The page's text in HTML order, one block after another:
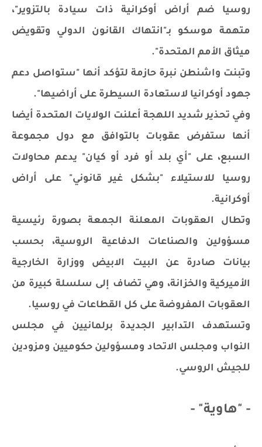
روسيا ضم أراض أوكرانية ذات سيادة بالتزوير"،
متهمة موسكو بـ"انتهاك القانون الدولي وتقويض
ميثاق الأمم المتحدة".
وتبنت واشنطن نبرة حازمة لتؤكد أنها "ستواصل دعم
جهود أوكرانيا لاستعادة السيطرة على أراضيها".
وفي تحذير شديد اللهجة أعلنت الولايات المتحدة أيضا
أنها ستفرض عقوبات بالتوافق مع دول مجموعة
السبع، على "أي بلد أو فرد أو كيان" يدعم محاولات
روسيا للاستيلاء "بشكل غير قانوني" على أراض
أوكرانية.
وتطال العقوبات المعلنة الجمعة بصورة رئيسية
مسؤولين والصناعات الدفاعية الروسية، بحسب
بيانات صادرة عن البيت الابيض ووزارة الخارجية
الأميركية والخزانة، وهي تضاف إلى سلسلة كبيرة من
العقوبات المفروضة على كل القطاعات في روسيا.
وتستهدف التدابير الجديدة برلمانيين في مجلس
النواب ومجلس الاتحاد ومسؤولين حكوميين ومزودين
للجيش الروسي.
- "هاوية" -